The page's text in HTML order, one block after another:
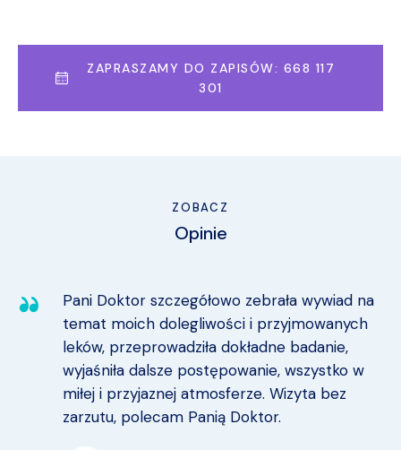
ZAPRASZAMY DO ZAPISÓW: 668 117
301
ZOBACZ
Opinie
Pani Doktor szczegółowo zebrała wywiad na
temat moich dolegliwości i przyjmowanych
leków, przeprowadziła dokładne badanie,
wyjaśniła dalsze postępowanie, wszystko w
miłej i przyjaznej atmosferze. Wizyta bez
zarzutu, polecam Panią Doktor.